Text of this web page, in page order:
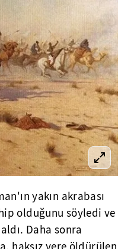
yakın akrabası
olduğunu söyledi ve
Daha sonra